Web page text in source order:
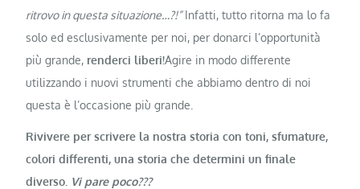
ritrovo in questa situazione…?!”Infatti, tutto ritorna ma lo fa
solo ed esclusivamente per noi, per donarci l’opportunità
più grande, renderci liberi!Agire in modo differente
utilizzando i nuovi strumenti che abbiamo dentro di noi
questa è l’occasione più grande.
Rivivere per scrivere la nostra storia con toni, sfumature,
colori differenti,una storia che determini un finale
diverso. Vi pare poco???